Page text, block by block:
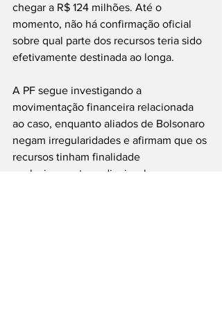
chegar a R$ 124 milhões. Até o
momento, não há confirmação oficial
sobre qual parte dos recursos teria sido
efetivamente destinada ao longa.
A PF segue investigando a
movimentação financeira relacionada
ao caso, enquanto aliados de Bolsonaro
negam irregularidades e afirmam que os
recursos tinham finalidade
exclusivamente audiovisual.